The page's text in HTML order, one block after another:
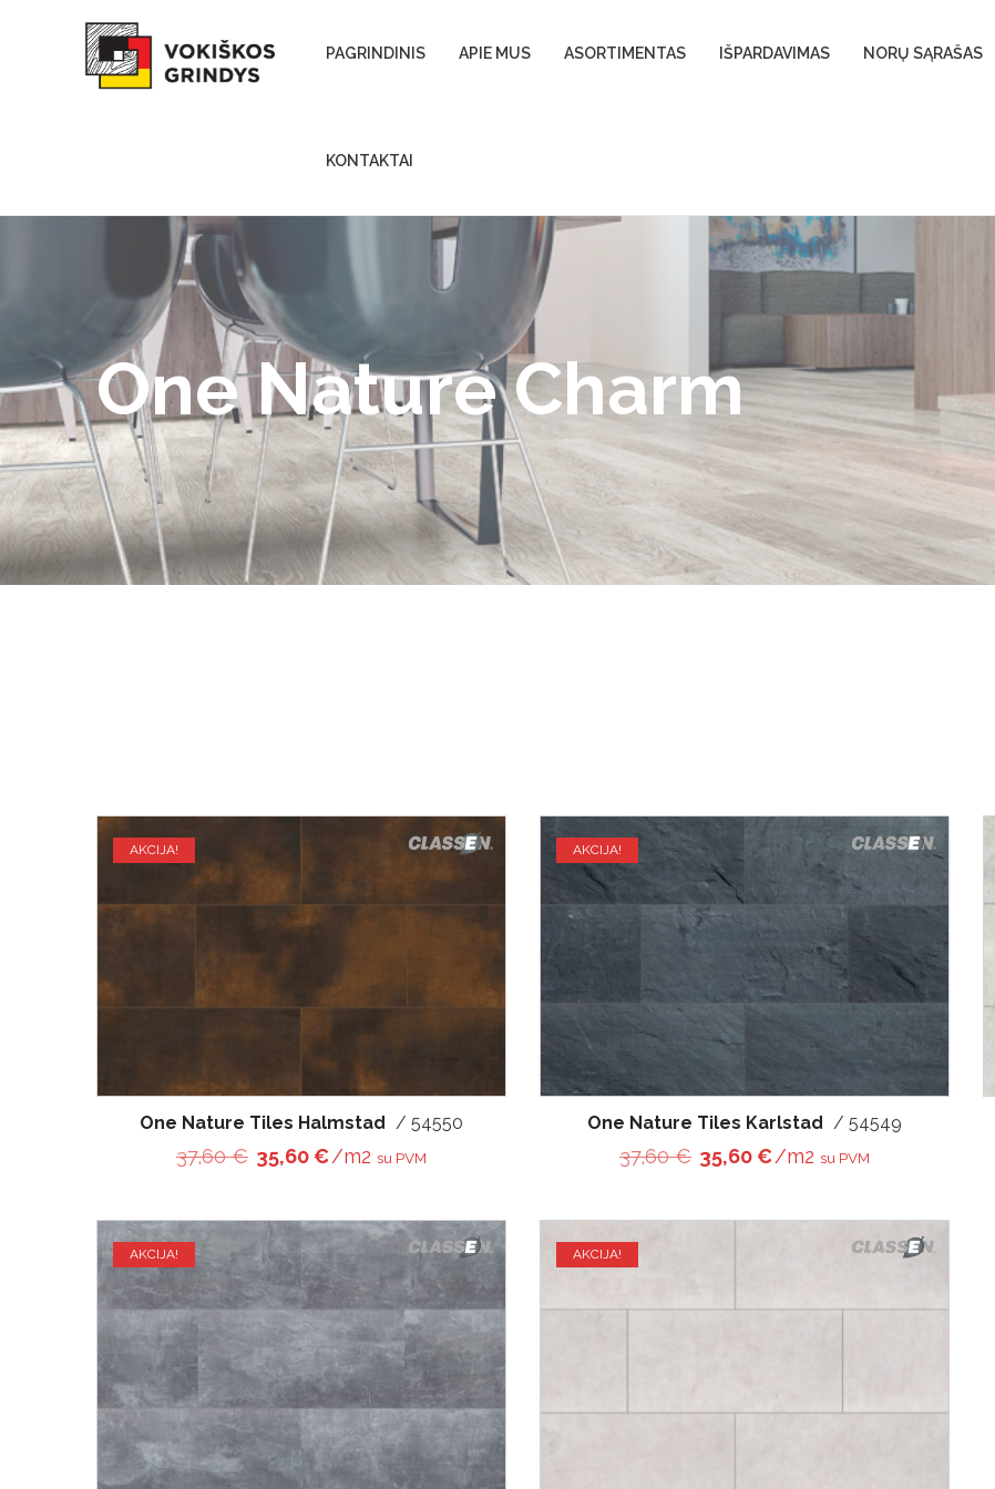
PAGRINDINIS APIE MUS ASORTIMENTAS IŠPARDAVIMAS NORŲ SĄRAŠAS
KONTAKTAI
One Nature Charm
AKCIJA!
One Nature Tiles Halmstad / 54550
37,60€ Original price was: 37,60 €.
35,60€Current price is: 35,60 €.
/m2 su PVM
AKCIJA!
One Nature Tiles Karlstad / 54549
37,60€ Original price was: 37,60 €.
35,60€Current price is: 35,60 €.
/m2 su PVM
AKCIJA! AKCIJA!